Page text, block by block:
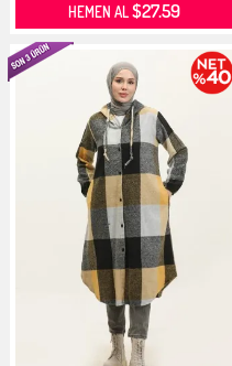
HEMEN AL$27.59